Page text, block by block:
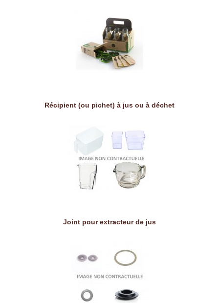
Récipient (ou pichet) à jus ou à déchet
Joint pour extracteur de jus